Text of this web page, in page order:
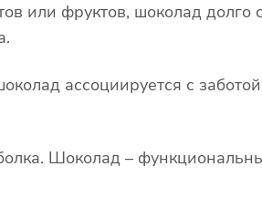
или фруктов, шоколад долго
ассоциируется с
Шоколад –